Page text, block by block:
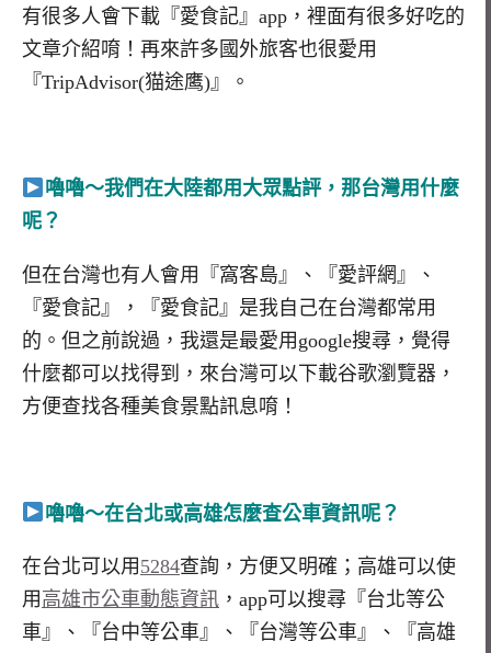
有很多人會下載『愛食記』app，裡面有很多好吃的
文章介紹唷！再來許多國外旅客也很愛用
『TripAdvisor(猫途鹰)』。
嚕嚕～我們在大陸都用大眾點評，那台灣用什麼
呢？
但在台灣也有人會用『窩客島』、『愛評網』、
『愛食記』，『愛食記』是我自己在台灣都常用
的。但之前說過，我還是最愛用google搜尋，覺得
什麼都可以找得到，來台灣可以下載谷歌瀏覽器，
方便查找各種美食景點訊息唷！
嚕嚕～在台北或高雄怎麼查公車資訊呢？
在台北可以用 5284查詢，方便又明確；高雄可以使
用 高雄市公車動態資訊 ，app可以搜尋『台北等公
車』、『台中等公車』、『台灣等公車』、『高雄